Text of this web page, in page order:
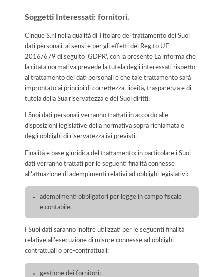
Soggetti Interessati: fornitori.
Cinque S.r.l nella qualità di Titolare del trattamento dei Suoi
dati personali, ai sensi e per gli effetti del Reg.to UE
2016/679 di seguito 'GDPR', con la presente La informa che
la citata normativa prevede la tutela degli interessati rispetto
al trattamento dei dati personali e che tale trattamento sarà
improntato ai principi di correttezza, liceità, trasparenza e di
tutela della Sua riservatezza e dei Suoi diritti.
I Suoi dati personali verranno trattati in accordo alle
disposizioni legislative della normativa sopra richiamata e
degli obblighi di riservatezza ivi previsti.
Finalità e base giuridica del trattamento: in particolare i Suoi
dati verranno trattati per le seguenti finalità connesse
all'attuazione di adempimenti relativi ad obblighi legislativi:
adempimenti obbligatori per legge in campo fiscale
e contabile.
I Suoi dati saranno inoltre utilizzati per le seguenti finalità
relative all’esecuzione di misure connesse ad obblighi
contrattuali o pre-contrattuali:
gestione dei fornitori;